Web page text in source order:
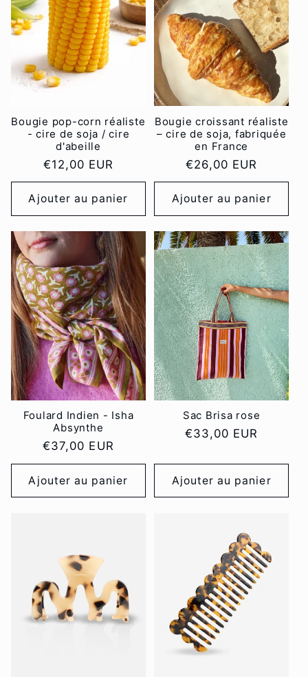
Bougie pop-corn réaliste
- cire de soja / cire
d'abeille
Prix
habituel
€12,00 EUR
Ajouter au panier
Bougie croissant réaliste
– cire de soja, fabriquée
en France
Prix
habituel
€26,00 EUR
Ajouter au panier
Foulard Indien - Isha
Absynthe
Prix
habituel
€37,00 EUR
Ajouter au panier
Sac Brisa rose
Prix
€33,00 EUR
Ajouter au panier